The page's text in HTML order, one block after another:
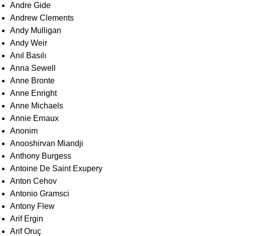
Andre Gide
Andrew Clements
Andy Mulligan
Andy Weir
Anıl Basılı
Anna Sewell
Anne Bronte
Anne Enright
Anne Michaels
Annie Ernaux
Anonim
Anooshirvan Miandji
Anthony Burgess
Antoine De Saint Exupery
Anton Cehov
Antonio Gramsci
Antony Flew
Arif Ergin
Arif Oruç